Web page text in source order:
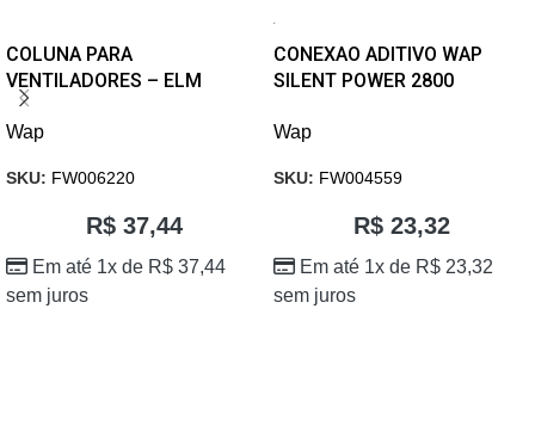
COLUNA PARA
VENTILADORES – ELM
Wap
SKU: FW006220
R$37,44
Em até 1x de R$ 37,44
sem juros
CONEXAO ADITIVO WAP
SILENT POWER 2800
Wap
SKU: FW004559
R$23,32
Em até 1x de R$ 23,32
sem juros